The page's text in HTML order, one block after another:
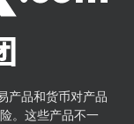
产品和货币对产品
。这些产品不一